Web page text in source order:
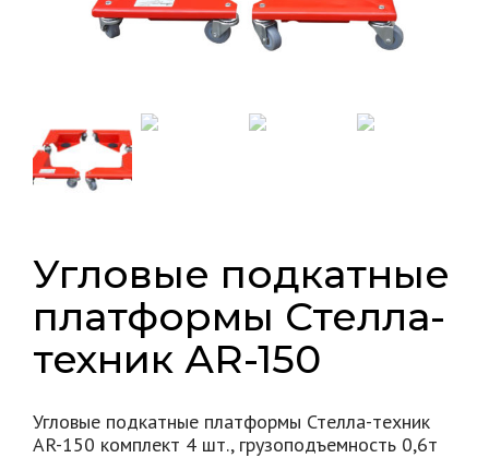
Угловые подкатные
платформы Стелла-
техник АR-150
Угловые подкатные платформы Стелла-техник
АR-150 комплект 4 шт., грузоподъемность 0,6т